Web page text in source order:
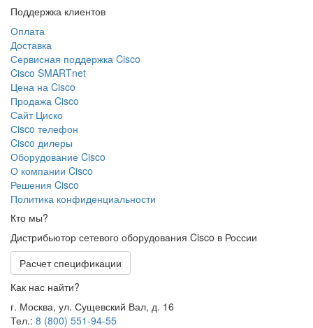
Поддержка клиентов
Оплата
Доставка
Сервисная поддержка Cisco
Cisco SMARTnet
Цена на Cisco
Продажа Cisco
Сайт Циско
Сisco телефон
Cisco дилеры
Оборудование Cisco
О компании Cisco
Решения Cisco
Политика конфиденциальности
Кто мы?
Дистрибьютор сетевого оборудования Cisco в России
Расчет спецификации
Как нас найти?
г. Москва, ул. Сущевский Вал, д. 16
Тел.: 8 (800) 551-94-55